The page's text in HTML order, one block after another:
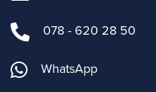
078 - 620 28 50
WhatsApp